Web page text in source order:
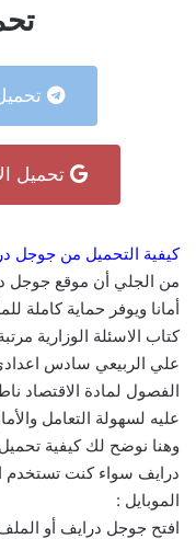
تحميل
كيفية التحميل من جوجل
أمانا ويوفر حماية كاملة
كتاب الاسئلة الوزارية
عليه لسهولة التعامل
وهنا نوضح لك كيفية
درايف سواء كنت تستخدم
الموبايل :
افتح جوجل درايف أو